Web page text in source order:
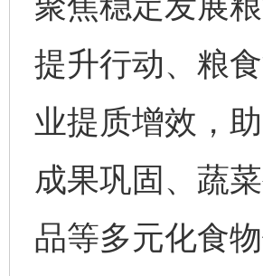
提升行动、粮
业提质增效，
成果巩固、蔬
品等多元化食